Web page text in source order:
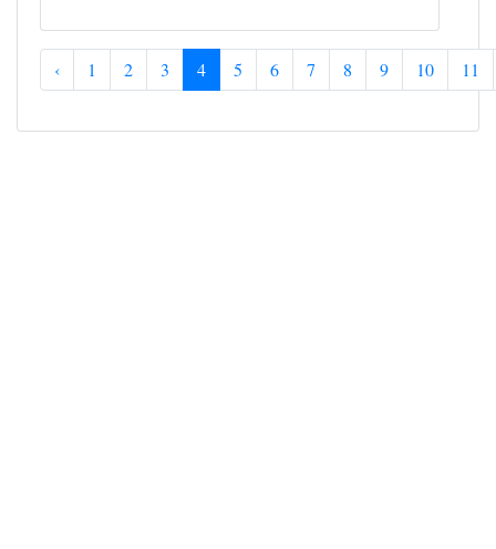
‹ 1 2 3 4 5 6 7 8 9 10 11